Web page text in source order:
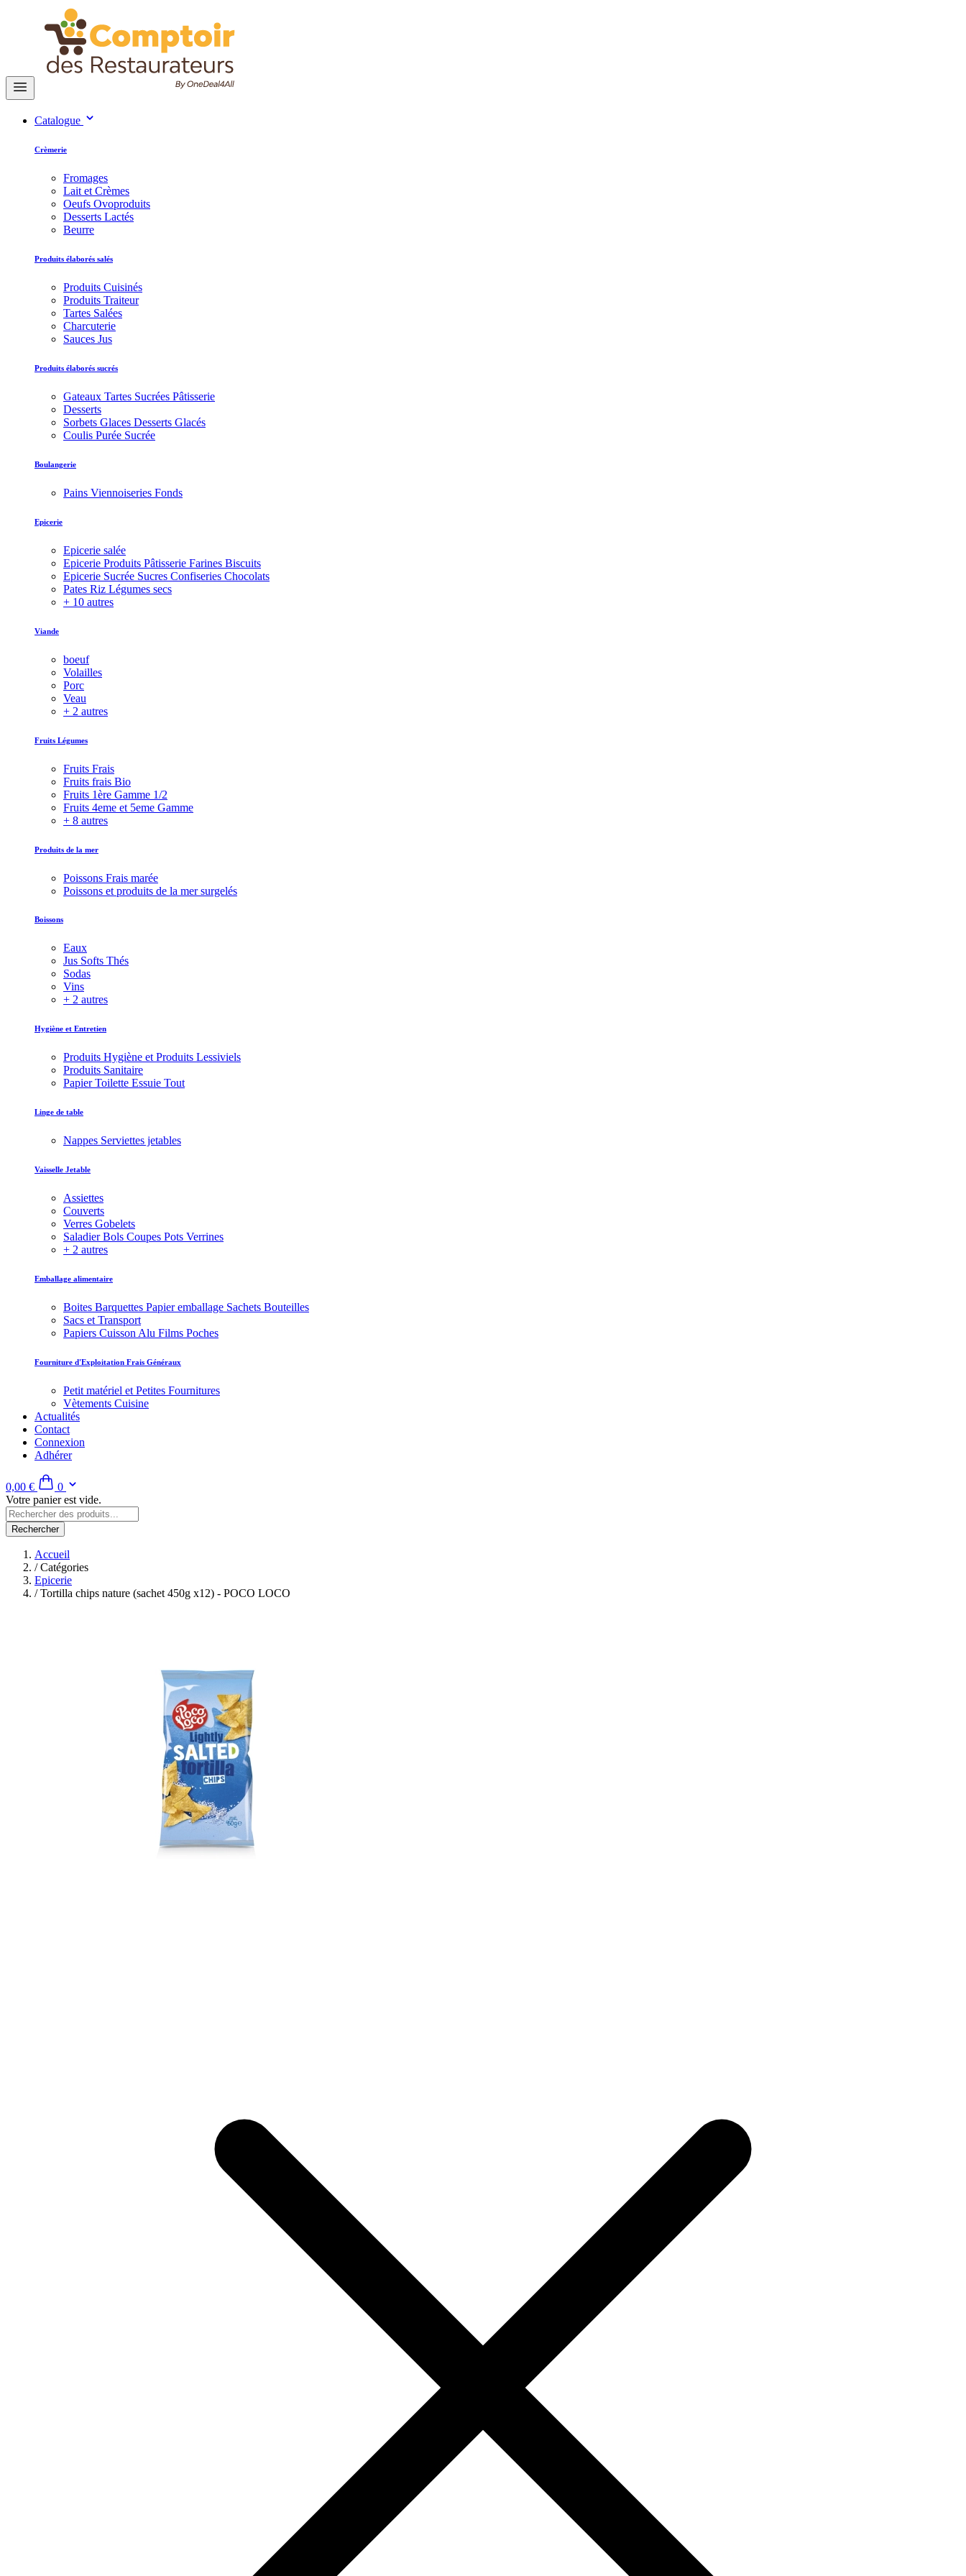
Catalogue
Crèmerie
Fromages
Lait et Crèmes
Oeufs Ovoproduits
Desserts Lactés
Beurre
Produits élaborés salés
Produits Cuisinés
Produits Traiteur
Tartes Salées
Charcuterie
Sauces Jus
Produits élaborés sucrés
Gateaux Tartes Sucrées Pâtisserie
Desserts
Sorbets Glaces Desserts Glacés
Coulis Purée Sucrée
Boulangerie
Pains Viennoiseries Fonds
Epicerie
Epicerie salée
Epicerie Produits Pâtisserie Farines Biscuits
Epicerie Sucrée Sucres Confiseries Chocolats
Pates Riz Légumes secs
+ 10 autres
Viande
boeuf
Volailles
Porc
Veau
+ 2 autres
Fruits Légumes
Fruits Frais
Fruits frais Bio
Fruits 1ère Gamme 1/2
Fruits 4eme et 5eme Gamme
+ 8 autres
Produits de la mer
Poissons Frais marée
Poissons et produits de la mer surgelés
Boissons
Eaux
Jus Softs Thés
Sodas
Vins
+ 2 autres
Hygiène et Entretien
Produits Hygiène et Produits Lessiviels
Produits Sanitaire
Papier Toilette Essuie Tout
Linge de table
Nappes Serviettes jetables
Vaisselle Jetable
Assiettes
Couverts
Verres Gobelets
Saladier Bols Coupes Pots Verrines
+ 2 autres
Emballage alimentaire
Boites Barquettes Papier emballage Sachets Bouteilles
Sacs et Transport
Papiers Cuisson Alu Films Poches
Fourniture d'Exploitation Frais Généraux
Petit matériel et Petites Fournitures
Vètements Cuisine
Actualités
Contact
Connexion
Adhérer
0,00 €
0
Votre panier est vide.
Rechercher
Accueil
/Catégories
Epicerie
/Tortilla chips nature (sachet 450g x12) - POCO LOCO